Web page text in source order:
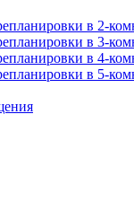
в 2-
в 3-
в 4-
в 5-